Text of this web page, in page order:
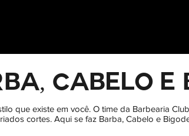
CABELO E
que existe em você. O time da Barbearia
cortes. Aqui se faz Barba, Cabelo e